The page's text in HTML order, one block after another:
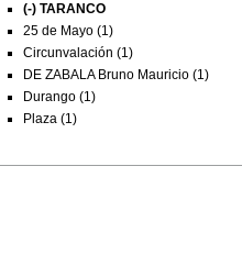
(-) TARANCO
25 de Mayo (1)
Circunvalación (1)
DE ZABALA Bruno Mauricio (1)
Durango (1)
Plaza (1)